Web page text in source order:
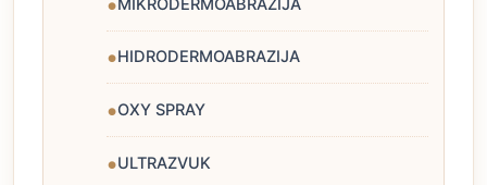
MIKRODERMOABRAZIJA
HIDRODERMOABRAZIJA
OXY SPRAY
ULTRAZVUK